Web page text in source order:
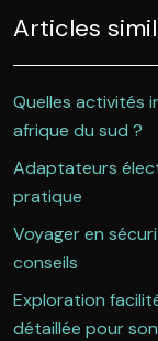
Articles
Quelles activités
afrique du sud ?
Adaptateurs
pratique
Voyager en
conseils
Exploration
détaillée pour